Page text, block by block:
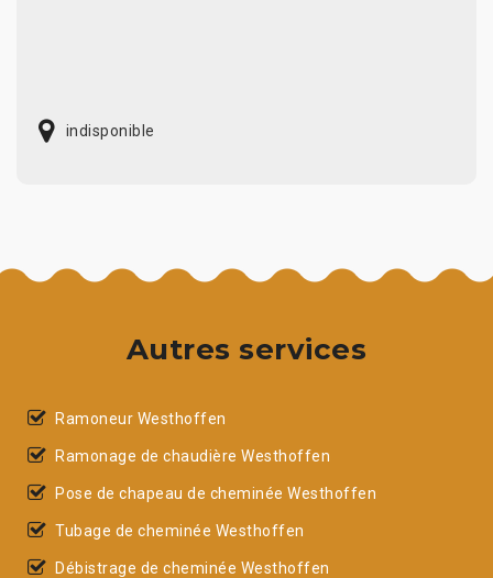
indisponible
Autres services
Ramoneur Westhoffen
Ramonage de chaudière Westhoffen
Pose de chapeau de cheminée Westhoffen
Tubage de cheminée Westhoffen
Débistrage de cheminée Westhoffen